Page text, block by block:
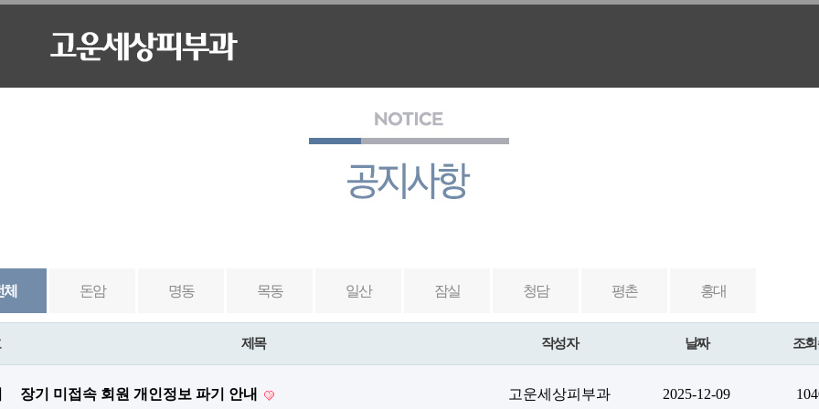
돈암 명동 목동 일산 잠실 청담 평촌 홍대
제목 작성자 날짜 조
장기 미접속 회원 개인정보 파기 안내 고운세상피부과 2025-12-09